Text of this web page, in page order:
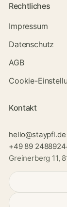
Rechtliches
Impressum
Datenschutz
AGB
Cookie-
Kontakt
hello@staypfl.de
+49 89
Greinerberg 11,